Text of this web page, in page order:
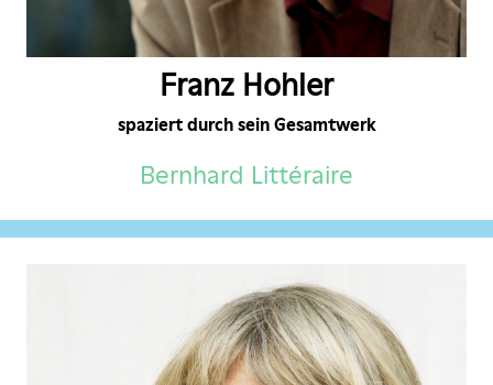
Franz Hohler
spaziert durch sein Gesamtwerk
Bernhard Littéraire